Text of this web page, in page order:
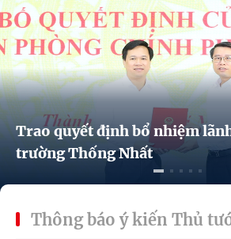
Trao quyết định bổ nhiệm
trường Thống Nhất
Thông báo ý kiến Thủ